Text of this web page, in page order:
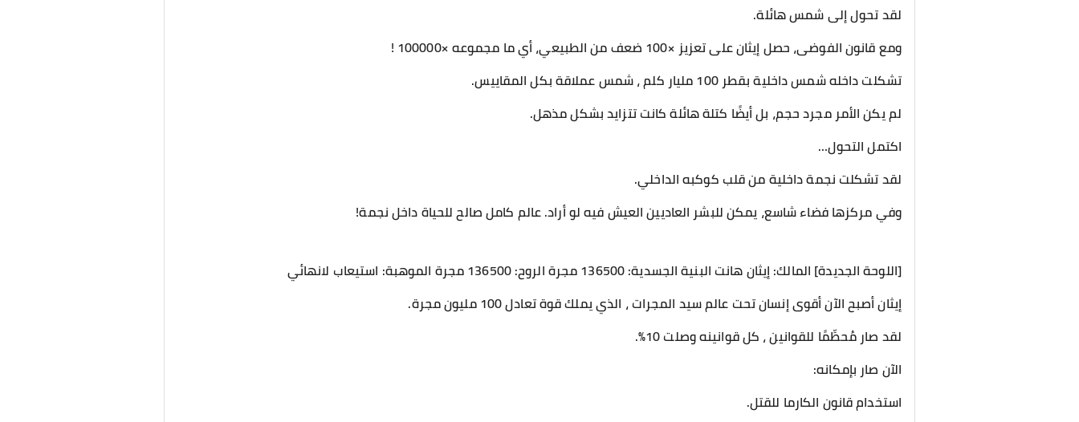
لقد تحول إلى شمس هائلة.
ومع قانون الفوضى، حصل إيثان على تعزيز ×100 ضعف من الطبيعي، أي ما مجموعه ×100000 !
تشكلت داخله شمس داخلية بقطر 100 مليار كلم ، شمس عملاقة بكل المقاييس.
لم يكن الأمر مجرد حجم، بل أيضًا كتلة هائلة كانت تتزايد بشكل مذهل.
اكتمل التحول…
لقد تشكلت نجمة داخلية من قلب كوكبه الداخلي.
وفي مركزها فضاء شاسع، يمكن للبشر العاديين العيش فيه لو أراد. عالم كامل صالح للحياة داخل نجمة!
[اللوحة الجديدة] المالك: إيثان هانت البنية الجسدية: 136500 مجرة الروح: 136500 مجرة الموهبة: استيعاب لانهائي
إيثان أصبح الآن أقوى إنسان تحت عالم سيد المجرات ، الذي يملك قوة تعادل 100 مليون مجرة.
لقد صار مُحطِّمًا للقوانين ، كل قوانينه وصلت 10%.
الآن صار بإمكانه:
استخدام قانون الكارما للقتل.